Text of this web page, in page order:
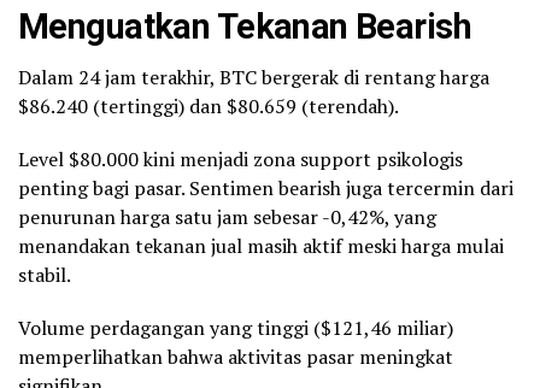
Menguatkan Tekanan Bearish
Dalam 24 jam terakhir, BTC bergerak di rentang harga
$86.240 (tertinggi) dan $80.659 (terendah).
Level $80.000 kini menjadi zona support psikologis
penting bagi pasar. Sentimen bearish juga tercermin dari
penurunan harga satu jam sebesar -0,42%, yang
menandakan tekanan jual masih aktif meski harga mulai
stabil.
Volume perdagangan yang tinggi ($121,46 miliar)
memperlihatkan bahwa aktivitas pasar meningkat